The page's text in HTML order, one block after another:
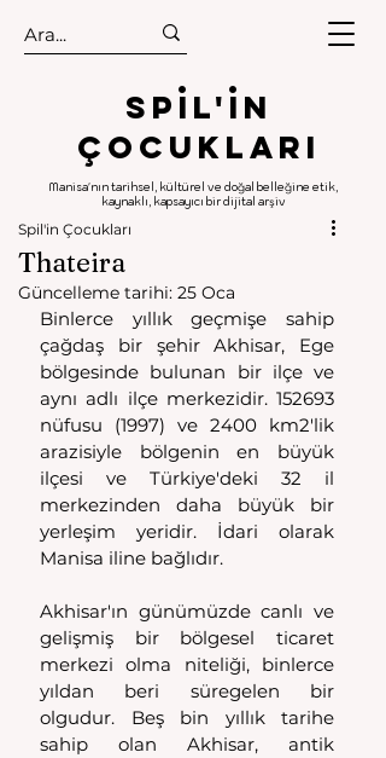
.
.
Spıl'in
Çocukları
Manisa'nın tarihsel, kültürel ve doğal belleğine etik,
kaynaklı, kapsayıcı bir dijital arşiv
Thateira
Spil'in Çocukları
Güncelleme tarihi: 25 Oca
Binlerce yıllık geçmişe sahip
çağdaş bir şehir Akhisar, Ege
bölgesinde bulunan bir ilçe ve
aynı adlı ilçe merkezidir. 152693
nüfusu (1997) ve 2400 km2'lik
arazisiyle bölgenin en büyük
ilçesi ve Türkiye'deki 32 il
merkezinden daha büyük bir
yerleşim yeridir. İdari olarak
Manisa iline bağlıdır.
Akhisar'ın günümüzde canlı ve
gelişmiş bir bölgesel ticaret
merkezi olma niteliği, binlerce
yıldan beri süregelen bir
olgudur. Beş bin yıllık tarihe
sahip olan Akhisar, antik